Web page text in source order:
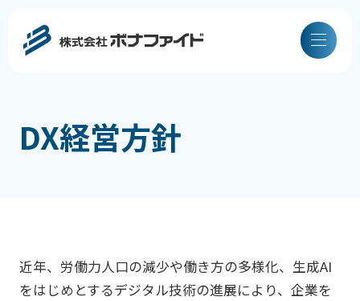
DX経営方針
近年、労働力人口の減少や働き方の多様化、生成AI
をはじめとするデジタル技術の進展により、企業を